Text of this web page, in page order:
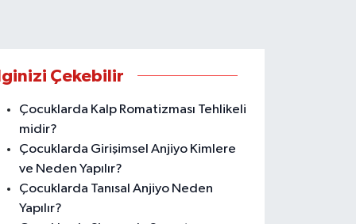
Çekebilir
Çocuklarda Kalp Romatizması Tehlikeli
midir?
Çocuklarda Girişimsel Anjiyo Kimlere
ve Neden Yapılır?
Çocuklarda Tanısal Anjiyo Neden
Yapılır?